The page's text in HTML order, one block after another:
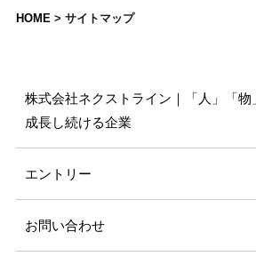
HOME> サイトマップ
株式会社ネクストライン｜「人」「物
成長し続ける企業
エントリー
お問い合わせ